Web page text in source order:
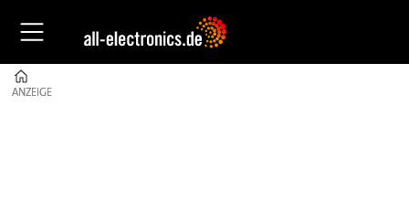
ANZEIGE
ANZEIGE